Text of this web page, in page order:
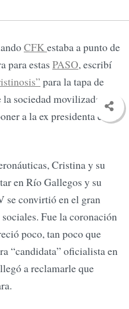
CFKestaba a punto de
para estas PASO, escribí
para la tapa de
sociedad movilizada por
a la ex presidenta en el
Cristina y su
en Río Gallegos y su
se convirtió en el gran
Fue la coronación
poco, tan poco que
“candidata” oficialista en
a reclamarle que